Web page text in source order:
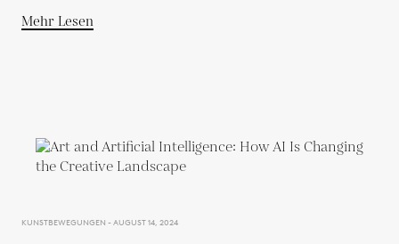
Mehr Lesen
KUNSTBEWEGUNGEN - AUGUST 14, 2024